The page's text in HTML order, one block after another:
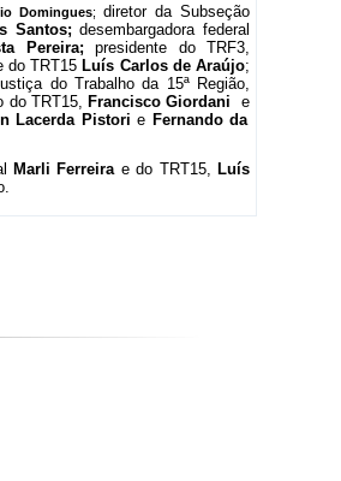
Domingues;diretor da Subseção
Santos;desembargadora federal
Pereira; presidente do TRF3,
do TRT15 Luís Carlos de Araújo;
do Trabalho da 15ª Região,
TRT15, Francisco Giordani
e
Lacerda Pistorie Fernando da
Marli Ferreira e do TRT15,
Luís